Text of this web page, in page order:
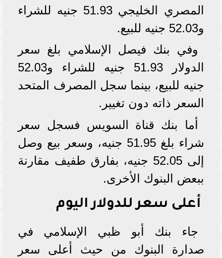
المصري الخليجي 51.93 جنيه للشراء
و52.03 جنيه للبيع.
وفي بنك فيصل الإسلامي بلغ سعر
الدولار 51.93 جنيه للشراء و52.03
جنيه للبيع، بينما سجل المصرف المتحد
السعر ذاته دون تغيير.
أما بنك قناة السويس فسجل سعر
شراء بلغ 51.95 جنيه، وسعر بيع وصل
إلى 52.05 جنيه، بفارق طفيف مقارنة
ببعض البنوك الأخرى.
أعلى سعر للدولار اليوم
جاء بنك أبو ظبي الإسلامي في
صدارة البنوك من حيث أعلى سعر